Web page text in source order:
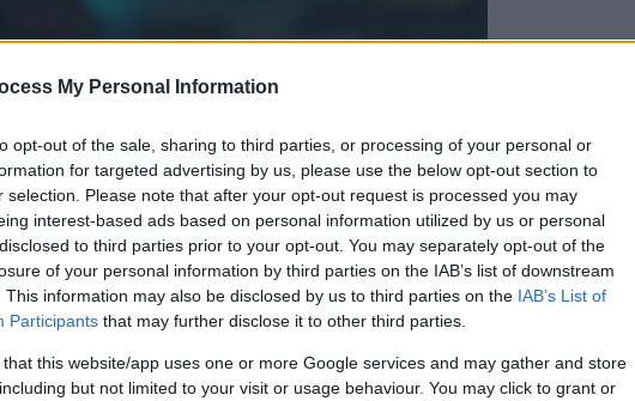
My Personal Information
opt-out of the sale, sharing to third parties, or processing of your personal or
for targeted advertising by us, please use the below opt-out section to
selection. Please note that after your opt-out request is processed you may
interest-based ads based on personal information utilized by us or personal
to third parties prior to your opt-out. You may separately opt-out of the
of your personal information by third parties on the IAB’s list of downstream
This information may also be disclosed by us to third parties on the IAB’s List of
Participants that may further disclose it to other third parties.
that this website/app uses one or more Google services and may gather and store
but not limited to your visit or usage behaviour. You may click to grant or